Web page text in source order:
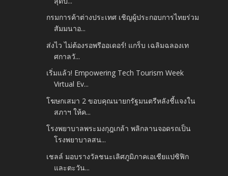
กรมการค้าต่างประเทศ เชิญผู้ประกอบการไทยร่วม
สัมมนาอ...
ส่งไว ไม่ต้องรอพรีออเดอร์! แกร็บ เฉลิมฉลองเท
ศกาลวั...
เริ่มแล้ว! Empowering Tech Tourism Week
Virtual Ev...
โฆษกเสมา 2 ขอบคุณนายกรัฐมนตรีหลังชี้แจงใน
สภาฯ ให้ค...
โรงพยาบาลพระมงกุฎเกล้า พลิกลานจอดรถเป็น
โรงพยาบาลสน...
เชลล์ มอบรางวัลชนะเลิศภูมิภาคเอเชียแปซิฟิก
และตะวัน...